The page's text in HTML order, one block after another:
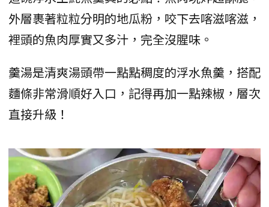
外層裹著粒粒分明的地瓜粉，咬下去喀滋喀滋，
裡頭的魚肉厚實又多汁，完全沒腥味。
羹湯是清爽湯頭帶一點點稠度的浮水魚羹，搭配
麵條非常滑順好入口，記得再加一點辣椒，層次
直接升級！